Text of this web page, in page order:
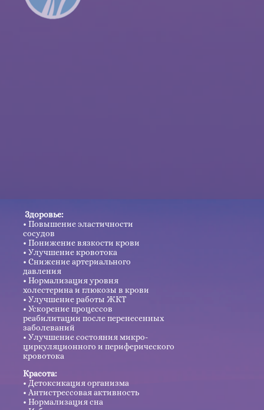
Здоровье:
Повышение эластичности
сосудов
Понижение вязкости крови
Улучшение кровотока
Снижение артериального
давления
Нормализация уровня
холестерина и глюкозы в крови
Улучшение работы ЖКТ
Ускорение процессов
реабилитации после перенесенных
заболеваний
Улучшение состояния микро-
циркуляционного и периферического
кровотока
Красота:
Детоксикация организма
Антистрессовая активность
Нормализация сна